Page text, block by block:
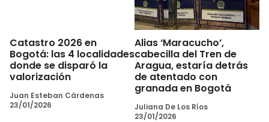
Catastro 2026 en
Bogotá: las 4 localidades
donde se disparó la
valorización
Juan Esteban Cárdenas
23/01/2026
Alias ‘Maracucho’,
cabecilla del Tren de
Aragua, estaría detrás
de atentado con
granada en Bogotá
Juliana De Los Ríos
23/01/2026